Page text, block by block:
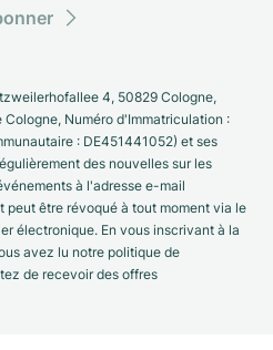
4, 50829 Cologne,
Numéro d'Immatriculation :
: DE451441052) et ses
des nouvelles sur les
à l'adresse e-mail
peut être révoqué à tout moment via le
électronique. En vous inscrivant à la
avez lu notre politique de
de recevoir des offres